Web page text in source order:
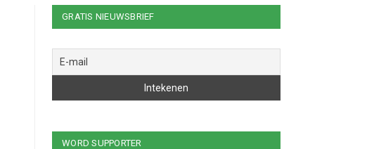
GRATIS NIEUWSBRIEF
WORD SUPPORTER